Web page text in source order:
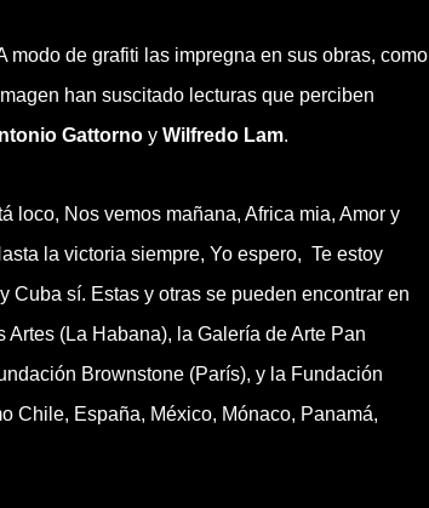
de grafiti las impregna en sus obras, como
han suscitado lecturas que perciben
Gattornoy Wilfredo Lam.
loco, Nos vemos mañana, Africa mia, Amor y
la victoria siempre, Yo espero, Te estoy
Cuba sí. Estas y otras se pueden encontrar en
(La Habana), la Galería de Arte Pan
Brownstone (París), y la Fundación
Chile, España, México, Mónaco, Panamá,